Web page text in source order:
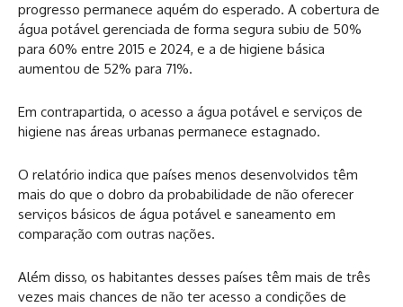
progresso permanece aquém do esperado. A cobertura de
água potável gerenciada de forma segura subiu de 50%
para 60% entre 2015 e 2024, e a de higiene básica
aumentou de 52% para 71%.
Em contrapartida, o acesso a água potável e serviços de
higiene nas áreas urbanas permanece estagnado.
O relatório indica que países menos desenvolvidos têm
mais do que o dobro da probabilidade de não oferecer
serviços básicos de água potável e saneamento em
comparação com outras nações.
Além disso, os habitantes desses países têm mais de três
vezes mais chances de não ter acesso a condições de